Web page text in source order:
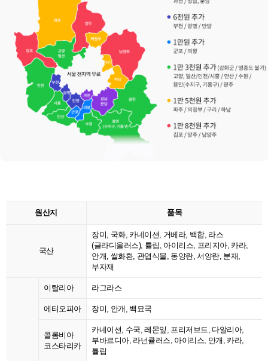
원산지 품목
국산
장미, 국화, 카네이션, 거베라, 백합, 라스
(글라디올러스), 튤립, 아이리스, 프리지아, 카라,
안개, 쌀화환, 관엽식물, 동양란, 서양란, 분재,
부자재
이탈리아 라그라스
에티오피아 장미, 안개, 백묘국
콜롬비아
코스타리카
카네이션, 수국, 레몬잎, 프리저브드, 다알리아,
부바르디아, 라넌큘러스, 아이리스, 안개, 카라,
튤립